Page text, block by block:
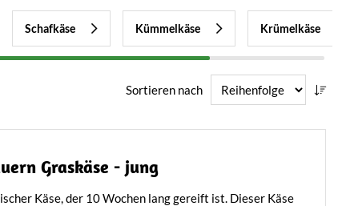
Schafkäse Kümmelkäse Krümelkäse
Sortieren nach
Graskäse - jung
Käse, der 10 Wochen lang gereift ist. Dieser Käse